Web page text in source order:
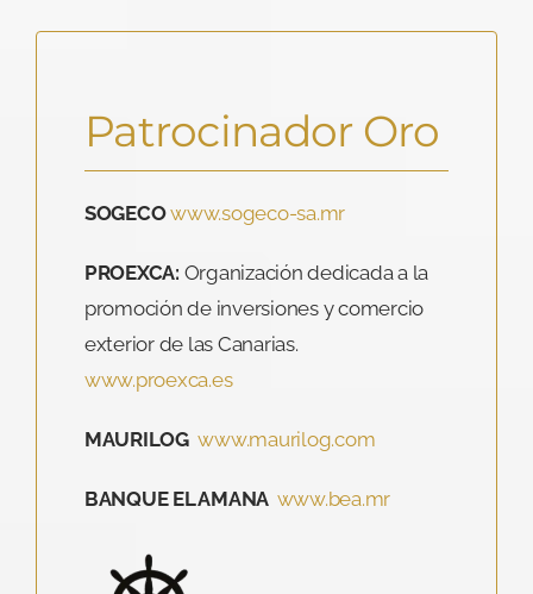
Patrocinador Oro
SOGECOwww.sogeco-sa.mr
PROEXCA:Organización dedicada a la
promoción de inversiones y comercio
www.proexca.es
MAURILOGwww.maurilog.com
BANQUE EL AMANA